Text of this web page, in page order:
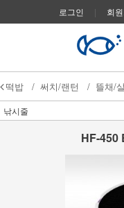
로그인 | 회
떡밥 / 써치/랜턴 / 뜰채/
낚시줄
HF-450